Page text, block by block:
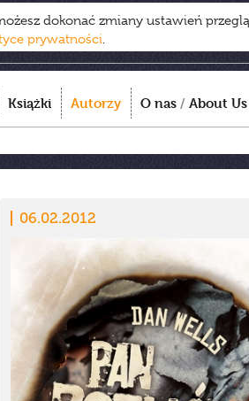
dokonać zmiany ustawień
prywatności.
Książki Autorzy O nas / About Us
06.02.2012